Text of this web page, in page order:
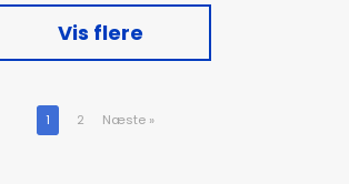
Vis flere
1 2 Næste »